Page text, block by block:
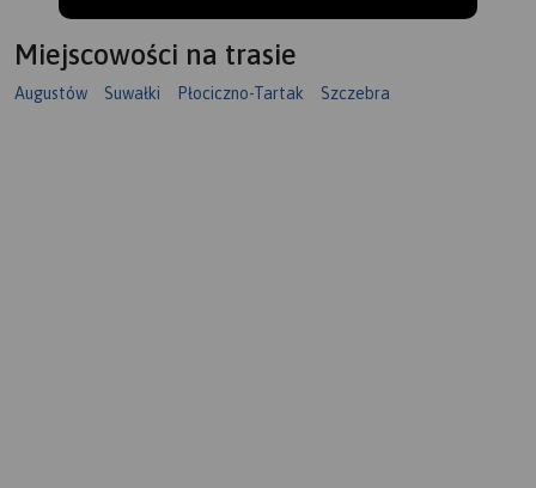
Miejscowości na trasie
Augustów Suwałki Płociczno-Tartak Szczebra